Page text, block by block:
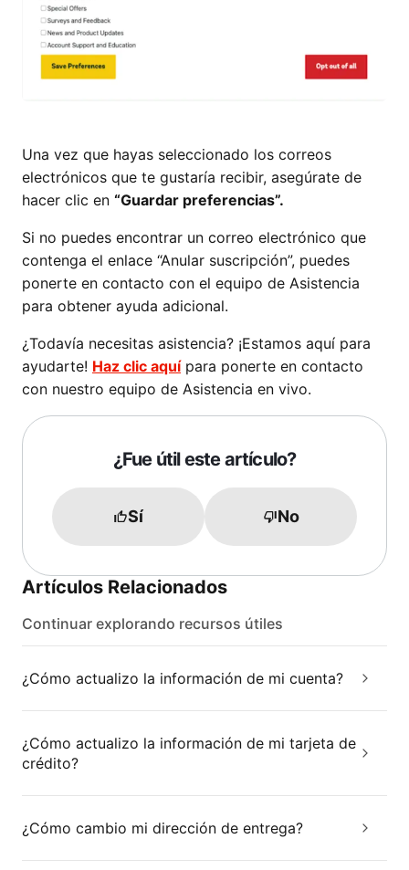
Una vez que hayas seleccionado los correos
electrónicos que te gustaría recibir, asegúrate de
hacer clic en “Guardar preferencias”.
Si no puedes encontrar un correo electrónico que
contenga el enlace “Anular suscripción”, puedes
ponerte en contacto con el equipo de Asistencia
para obtener ayuda adicional.
¿Todavía necesitas asistencia? ¡Estamos aquí para
ayudarte! Haz clic aquípara ponerte en contacto
con nuestro equipo de Asistencia en vivo.
¿Fue útil este artículo?
Sí No
Artículos Relacionados
Continuar explorando recursos útiles
¿Cómo actualizo la información de mi cuenta?
¿Cómo actualizo la información de mi tarjeta de
crédito?
¿Cómo cambio mi dirección de entrega?